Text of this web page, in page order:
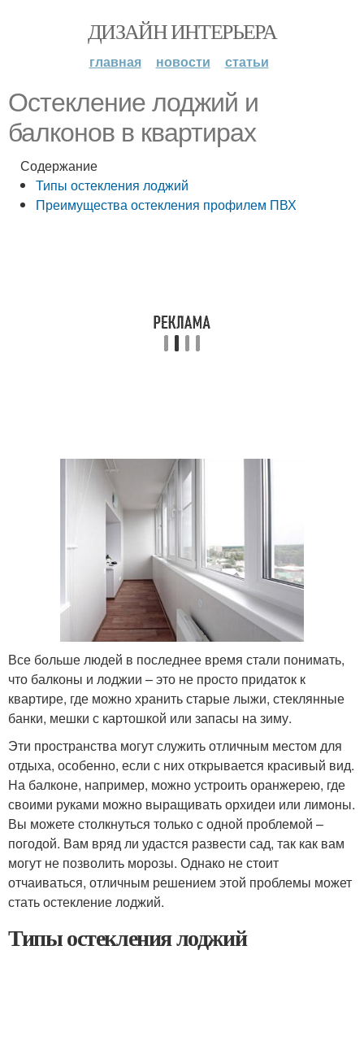
ДИЗАЙН ИНТЕРЬЕРА
главная новости статьи
Остекление лоджий и
балконов в квартирах
Содержание
Типы остекления лоджий
Преимущества остекления профилем ПВХ
Все больше людей в последнее время стали понимать,
что балконы и лоджии – это не просто придаток к
квартире, где можно хранить старые лыжи, стеклянные
банки, мешки с картошкой или запасы на зиму.
Эти пространства могут служить отличным местом для
отдыха, особенно, если с них открывается красивый вид.
На балконе, например, можно устроить оранжерею, где
своими руками можно выращивать орхидеи или лимоны.
Вы можете столкнуться только с одной проблемой –
погодой. Вам вряд ли удастся развести сад, так как вам
могут не позволить морозы. Однако не стоит
отчаиваться, отличным решением этой проблемы может
стать остекление лоджий.
Типы остекления лоджий